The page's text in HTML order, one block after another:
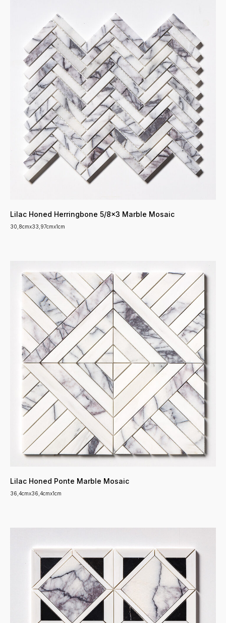
Lilac Honed Herringbone 5/8x3 Marble Mosaic
30,8cmx33,97cmx1cm
Lilac Honed Ponte Marble Mosaic
36,4cmx36,4cmx1cm